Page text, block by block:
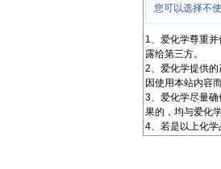
您可以选择不
1、爱化学尊重
露给第三方。
2、爱化学提供
因使用本站内容
3、爱化学尽量
果的，均与爱化
4、若是以上化学